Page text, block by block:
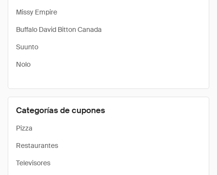
Missy Empire
Buffalo David Bitton Canada
Suunto
Nolo
Categorías de cupones
Pizza
Restaurantes
Televisores